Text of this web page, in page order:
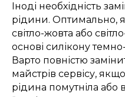
Іноді необхідність
рідини. Оптимально,
світло-жовта або
основі силікону
Варто повністю
майстрів сервісу,
рідина помутніла або